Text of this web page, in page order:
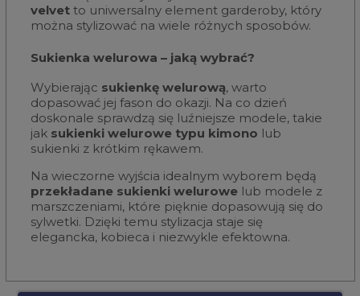
velvetto uniwersalny element garderoby, który
można stylizować na wiele różnych sposobów.
Sukienka welurowa – jaką wybrać?
Wybierając sukienkę welurową, warto
dopasować jej fason do okazji. Na co dzień
doskonale sprawdzą się luźniejsze modele, takie
jak sukienki welurowe typu kimono lub
sukienki z krótkim rękawem.
Na wieczorne wyjścia idealnym wyborem będą
przekładane sukienki welurowelub modele z
marszczeniami, które pięknie dopasowują się do
sylwetki. Dzięki temu stylizacja staje się
elegancka, kobieca i niezwykle efektowna.